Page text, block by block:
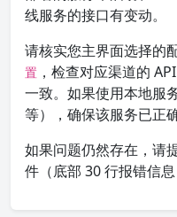
线服务的接口有变动。
请核实您主界面选择的
置 ，检查对应渠道的
一致。如果使用本地服
等），确保该服务已正
如果问题仍然存在，请
件（底部 30 行报错信息